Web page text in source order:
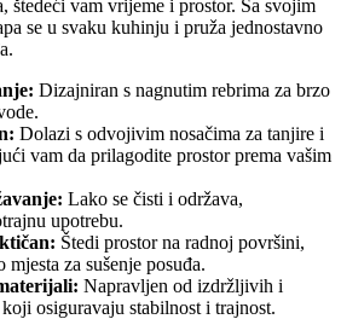
štedeći vam vrijeme i prostor. Sa svojim
se u svaku kuhinju i pruža jednostavno
Dizajniran s nagnutim rebrima za brzo
Dolazi s odvojivim nosačima za tanjire i
vam da prilagodite prostor prema vašim
Lako se čisti i održava,
upotrebu.
Štedi prostor na radnoj površini,
za sušenje posuđa.
Napravljen od izdržljivih i
osiguravaju stabilnost i trajnost.